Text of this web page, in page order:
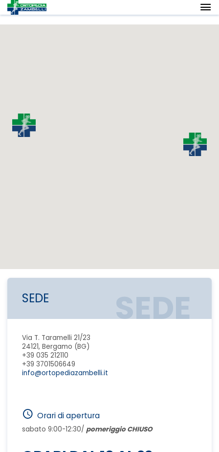
SEDE SEDE
Via T. Taramelli 21/23
24121, Bergamo (BG)
+39 035 212110
+39 3701506649
info@ortopediazambelli.it
Orari di apertura
sabato 9:00-12:30/ pomeriggio CHIUSO